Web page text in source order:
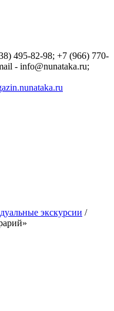
495-82-98; +7 (966) 770-
- info@nunataka.ru;
экскурсии /